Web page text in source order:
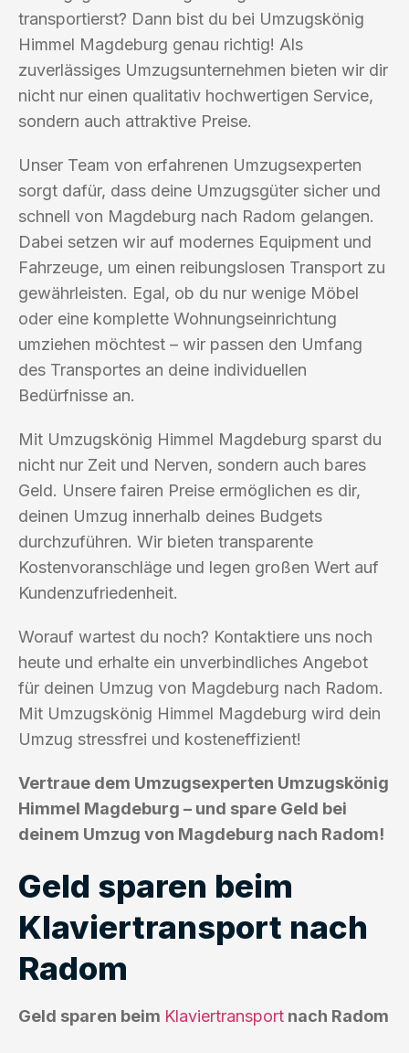
transportierst? Dann bist du bei Umzugskönig
Himmel Magdeburg genau richtig! Als
zuverlässiges Umzugsunternehmen bieten wir dir
nicht nur einen qualitativ hochwertigen Service,
sondern auch attraktive Preise.
Unser Team von erfahrenen Umzugsexperten
sorgt dafür, dass deine Umzugsgüter sicher und
schnell von Magdeburg nach Radom gelangen.
Dabei setzen wir auf modernes Equipment und
Fahrzeuge, um einen reibungslosen Transport zu
gewährleisten. Egal, ob du nur wenige Möbel
oder eine komplette Wohnungseinrichtung
umziehen möchtest – wir passen den Umfang
des Transportes an deine individuellen
Bedürfnisse an.
Mit Umzugskönig Himmel Magdeburg sparst du
nicht nur Zeit und Nerven, sondern auch bares
Geld. Unsere fairen Preise ermöglichen es dir,
deinen Umzug innerhalb deines Budgets
durchzuführen. Wir bieten transparente
Kostenvoranschläge und legen großen Wert auf
Kundenzufriedenheit.
Worauf wartest du noch? Kontaktiere uns noch
heute und erhalte ein unverbindliches Angebot
für deinen Umzug von Magdeburg nach Radom.
Mit Umzugskönig Himmel Magdeburg wird dein
Umzug stressfrei und kosteneffizient!
Vertraue dem Umzugsexperten Umzugskönig
Himmel Magdeburg – und spare Geld bei
deinem Umzug von Magdeburg nach Radom!
Geld sparen beim
Klaviertransport nach
Radom
Geld sparen beim Klaviertransport nach Radom